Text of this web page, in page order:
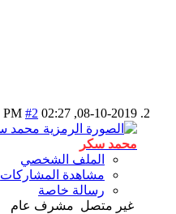
08-10-2019,
02:27 PM
#2
محمد سكر
الملف الشخصي
مشاهدة المشاركات
رسالة خاصة
غير متصل مشرف عام